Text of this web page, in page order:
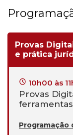
Provas
e prática
10h00 às
Provas
Programação